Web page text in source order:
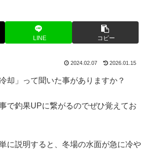
LINE コピー
2024.02.07 2026.01.15
却」って聞いた事がありますか？
で釣果UPに繋がるのでぜひ覚えてお
に説明すると、冬場の水面が急に冷や